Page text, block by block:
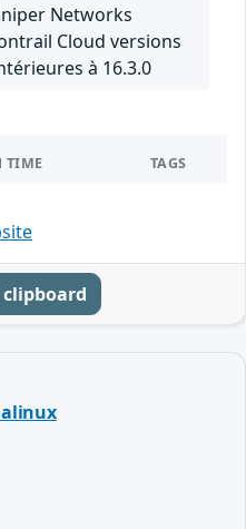
Networks
Cloud versions
à 16.3.0
TIME TAGS
clipboard